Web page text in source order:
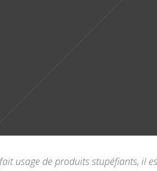
usage de produits stupéfiants, il